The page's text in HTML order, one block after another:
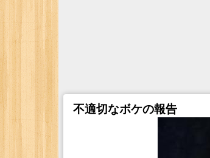
不適切なボケの報告